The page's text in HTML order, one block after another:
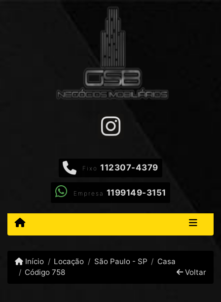
Fixo112307-4379
Empresa 1199149-3151
Início Locação São Paulo - SP
Casa
Código 758
Voltar